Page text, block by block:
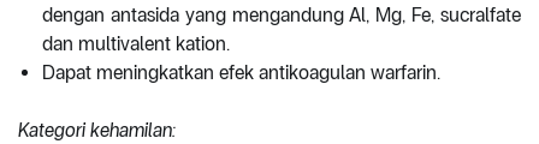
dengan antasida yang mengandung Al, Mg, Fe, sucralfate
dan multivalent kation.
Dapat meningkatkan efek antikoagulan warfarin.
Kategori kehamilan: